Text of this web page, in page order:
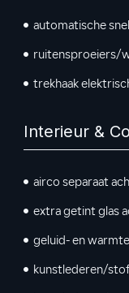
automatische
ruitensproeiers/
trekhaak
Interieur &
airco separaat
extra getint glas
geluid- en
kunstlederen/